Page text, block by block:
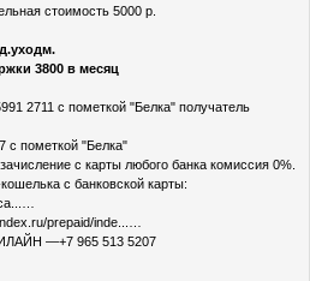
стоимость 5000 р.
3800 в месяц
2711 с пометкой "Белка" получатель
с пометкой "Белка"
с карты любого банка комиссия 0%.
с банковской карты:
prepaid/inde...…
—+7 965 513 5207